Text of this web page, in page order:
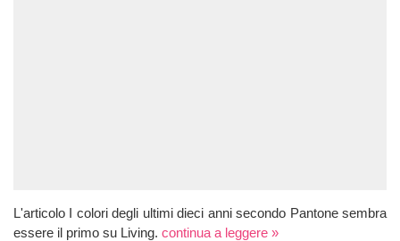
L'articolo I colori degli ultimi dieci anni secondo Pantone sembra
essere il primo su Living. continua a leggere »